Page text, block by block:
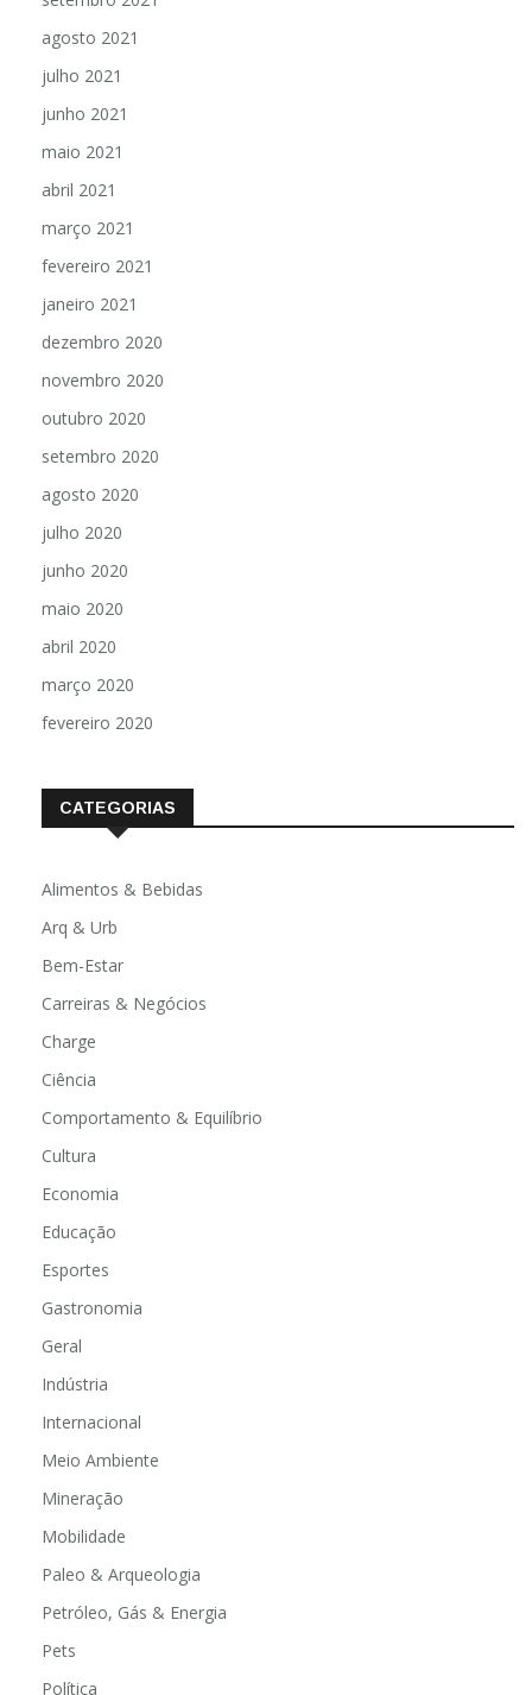
agosto 2021
julho 2021
junho 2021
maio 2021
abril 2021
março 2021
fevereiro 2021
janeiro 2021
dezembro 2020
novembro 2020
outubro 2020
setembro 2020
agosto 2020
julho 2020
junho 2020
maio 2020
abril 2020
março 2020
fevereiro 2020
CATEGORIAS
Alimentos & Bebidas
Arq & Urb
Bem-Estar
Carreiras & Negócios
Charge
Ciência
Comportamento & Equilíbrio
Cultura
Economia
Educação
Esportes
Gastronomia
Geral
Indústria
Internacional
Meio Ambiente
Mineração
Mobilidade
Paleo & Arqueologia
Petróleo, Gás & Energia
Pets
Política